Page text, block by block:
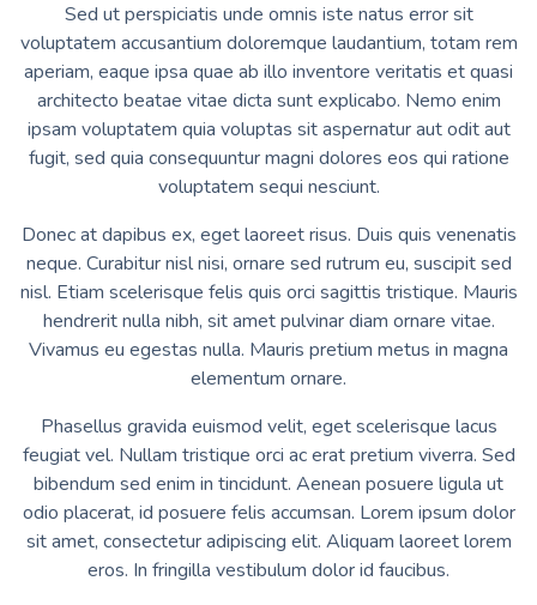
Sed ut perspiciatis unde omnis iste natus error sit
voluptatem accusantium doloremque laudantium, totam rem
aperiam, eaque ipsa quae ab illo inventore veritatis et quasi
architecto beatae vitae dicta sunt explicabo. Nemo enim
ipsam voluptatem quia voluptas sit aspernatur aut odit aut
fugit, sed quia consequuntur magni dolores eos qui ratione
voluptatem sequi nesciunt.
Donec at dapibus ex, eget laoreet risus. Duis quis venenatis
neque. Curabitur nisl nisi, ornare sed rutrum eu, suscipit sed
nisl. Etiam scelerisque felis quis orci sagittis tristique. Mauris
hendrerit nulla nibh, sit amet pulvinar diam ornare vitae.
Vivamus eu egestas nulla. Mauris pretium metus in magna
elementum ornare.
Phasellus gravida euismod velit, eget scelerisque lacus
feugiat vel. Nullam tristique orci ac erat pretium viverra. Sed
bibendum sed enim in tincidunt. Aenean posuere ligula ut
odio placerat, id posuere felis accumsan. Lorem ipsum dolor
sit amet, consectetur adipiscing elit. Aliquam laoreet lorem
eros. In fringilla vestibulum dolor id faucibus.